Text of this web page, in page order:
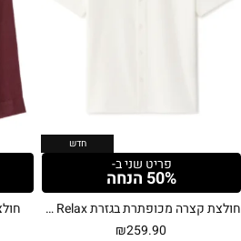
חדש
פריט שני ב-
50% הנחה
חולצת קצרה מכופתרת בגזרת Relax – לבן
₪259.90